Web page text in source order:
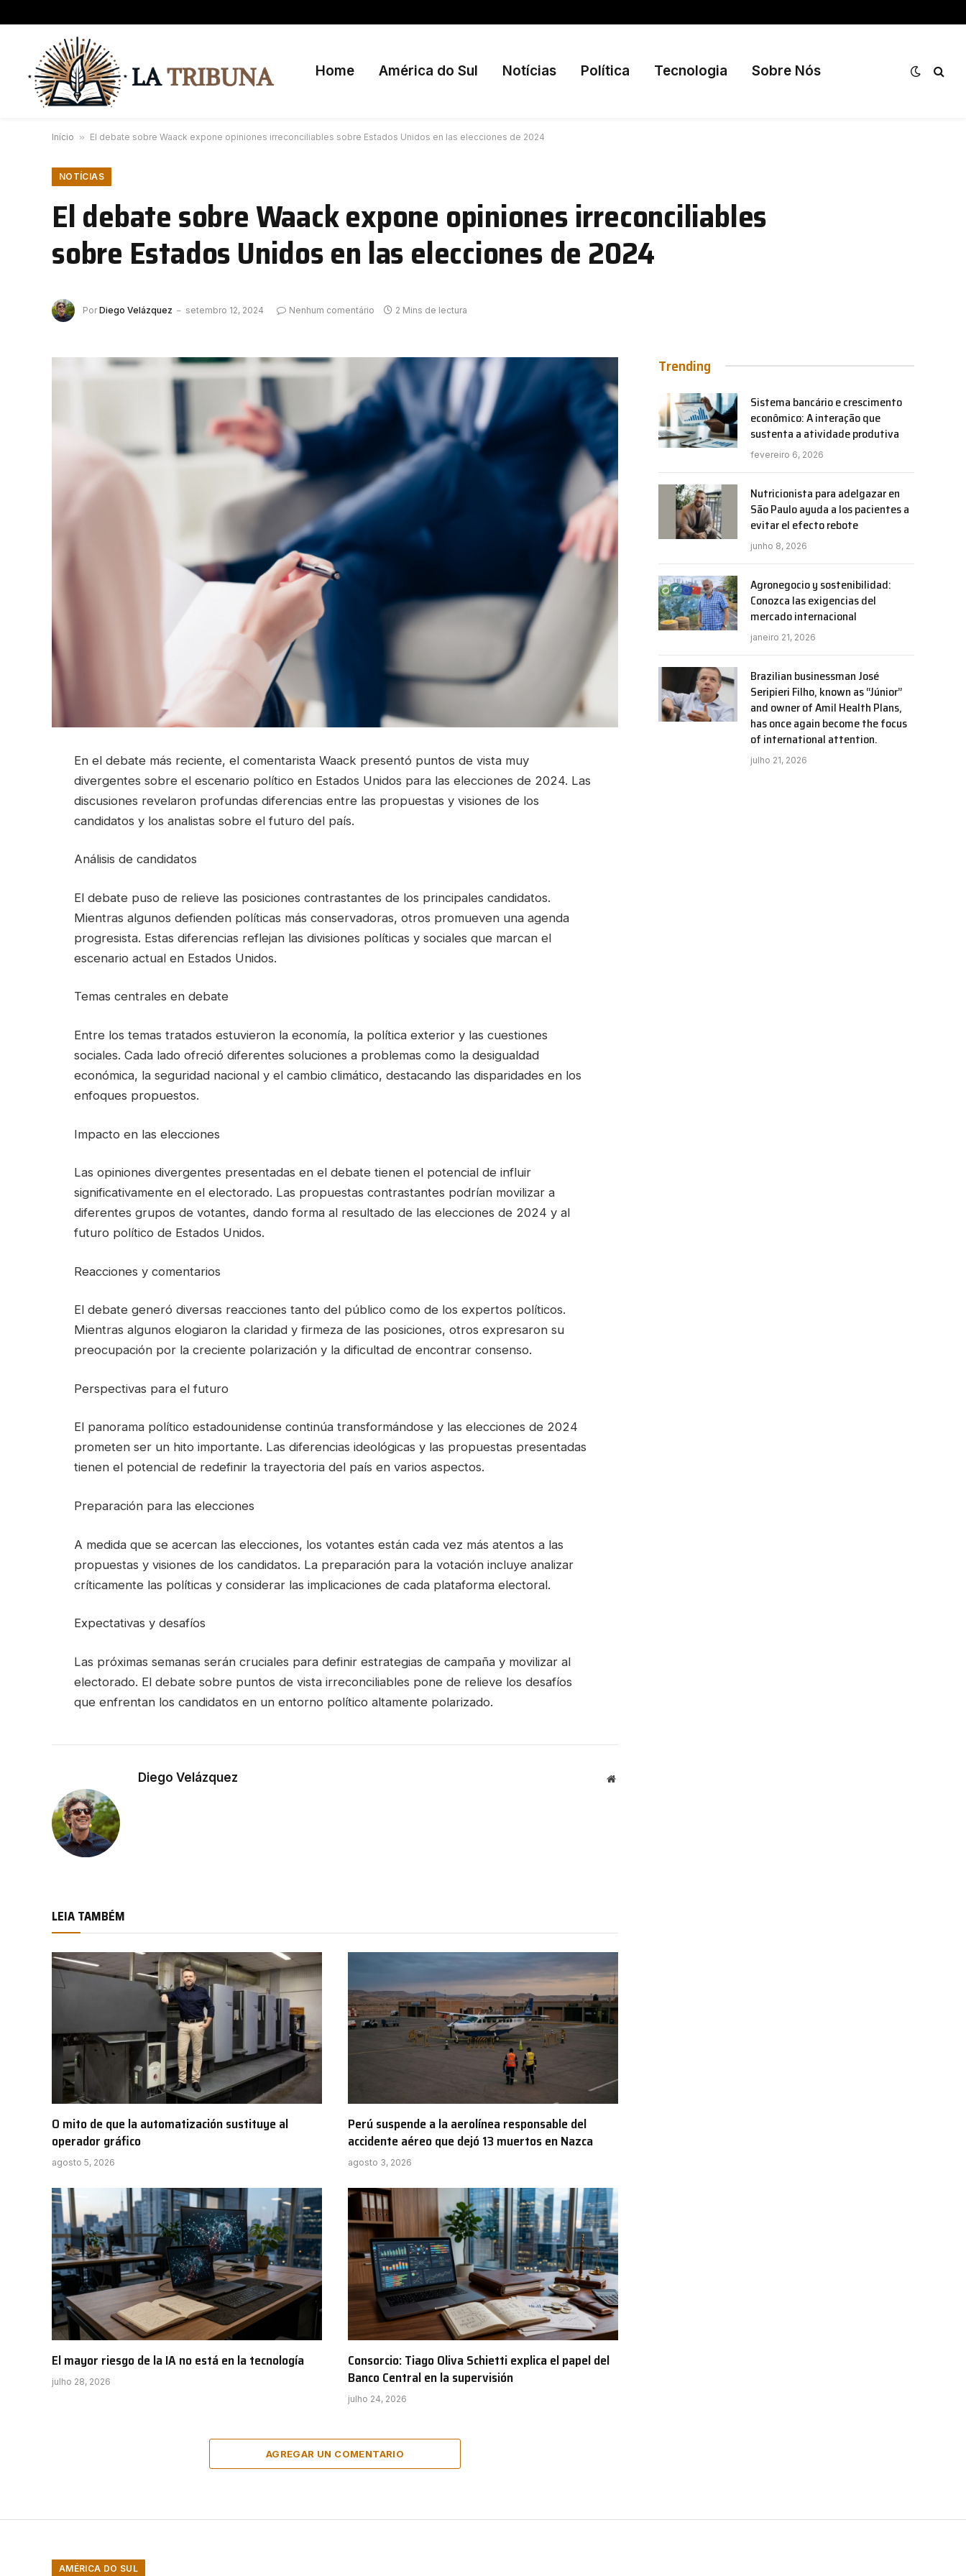
Home América do Sul Notícias Política Tecnologia Sobre Nós
Início » El debate sobre Waack expone opiniones irreconciliables sobre Estados Unidos en las elecciones de 2024
NOTÍCIAS
El debate sobre Waack expone opiniones irreconciliables
sobre Estados Unidos en las elecciones de 2024
Por Diego Velázquez setembro 12, 2024 Nenhum comentário 2 Mins de lectura
En el debate más reciente, el comentarista Waack presentó puntos de vista muy
divergentes sobre el escenario político en Estados Unidos para las elecciones de 2024. Las
discusiones revelaron profundas diferencias entre las propuestas y visiones de los
candidatos y los analistas sobre el futuro del país.
Análisis de candidatos
El debate puso de relieve las posiciones contrastantes de los principales candidatos.
Mientras algunos defienden políticas más conservadoras, otros promueven una agenda
progresista. Estas diferencias reflejan las divisiones políticas y sociales que marcan el
escenario actual en Estados Unidos.
Temas centrales en debate
Entre los temas tratados estuvieron la economía, la política exterior y las cuestiones
sociales. Cada lado ofreció diferentes soluciones a problemas como la desigualdad
económica, la seguridad nacional y el cambio climático, destacando las disparidades en los
enfoques propuestos.
Impacto en las elecciones
Las opiniones divergentes presentadas en el debate tienen el potencial de influir
significativamente en el electorado. Las propuestas contrastantes podrían movilizar a
diferentes grupos de votantes, dando forma al resultado de las elecciones de 2024 y al
futuro político de Estados Unidos.
Reacciones y comentarios
El debate generó diversas reacciones tanto del público como de los expertos políticos.
Mientras algunos elogiaron la claridad y firmeza de las posiciones, otros expresaron su
preocupación por la creciente polarización y la dificultad de encontrar consenso.
Perspectivas para el futuro
El panorama político estadounidense continúa transformándose y las elecciones de 2024
prometen ser un hito importante. Las diferencias ideológicas y las propuestas presentadas
tienen el potencial de redefinir la trayectoria del país en varios aspectos.
Preparación para las elecciones
A medida que se acercan las elecciones, los votantes están cada vez más atentos a las
propuestas y visiones de los candidatos. La preparación para la votación incluye analizar
críticamente las políticas y considerar las implicaciones de cada plataforma electoral.
Expectativas y desafíos
Las próximas semanas serán cruciales para definir estrategias de campaña y movilizar al
electorado. El debate sobre puntos de vista irreconciliables pone de relieve los desafíos
que enfrentan los candidatos en un entorno político altamente polarizado.
Diego Velázquez Website
LEIA TAMBÉM
O mito de que la automatización sustituye al
operador gráfico
agosto 5, 2026
Perú suspende a la aerolínea responsable del
accidente aéreo que dejó 13 muertos en Nazca
agosto 3, 2026
El mayor riesgo de la IA no está en la tecnología
julho 28, 2026
Consorcio: Tiago Oliva Schietti explica el papel del
Banco Central en la supervisión
julho 24, 2026
AGREGAR UN COMENTARIO
Trending
Sistema bancário e crescimento
econômico: A interação que
sustenta a atividade produtiva
fevereiro 6, 2026
Nutricionista para adelgazar en
São Paulo ayuda a los pacientes a
evitar el efecto rebote
junho 8, 2026
Agronegocio y sostenibilidad:
Conozca las exigencias del
mercado internacional
janeiro 21, 2026
Brazilian businessman José
Seripieri Filho, known as “Júnior”
and owner of Amil Health Plans,
has once again become the focus
of international attention.
julho 21, 2026
AMÉRICA DO SUL